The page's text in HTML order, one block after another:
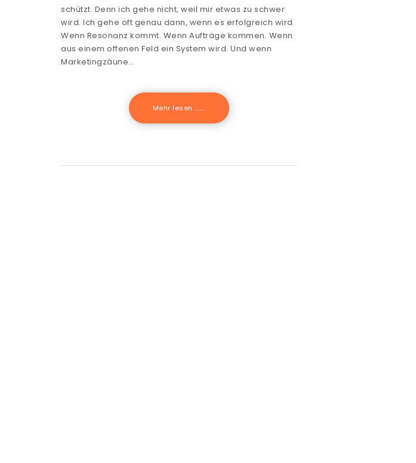
schützt. Denn ich gehe nicht, weil mir etwas zu schwer
wird. Ich gehe oft genau dann, wenn es erfolgreich wird.
Wenn Resonanz kommt. Wenn Aufträge kommen. Wenn
aus einem offenen Feld ein System wird. Und wenn
Marketingzäune…
Mehr lesen .......